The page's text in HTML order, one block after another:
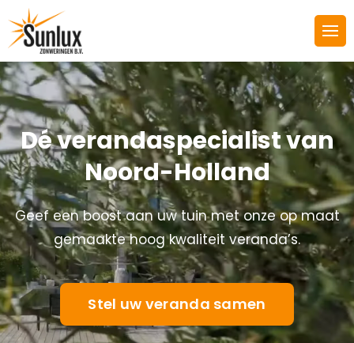
Videospeler
Dé verandaspecialist van
Noord-Holland
Geef een boost aan uw tuin met onze op maat
gemaakte hoog kwaliteit veranda’s.
Stel uw veranda samen